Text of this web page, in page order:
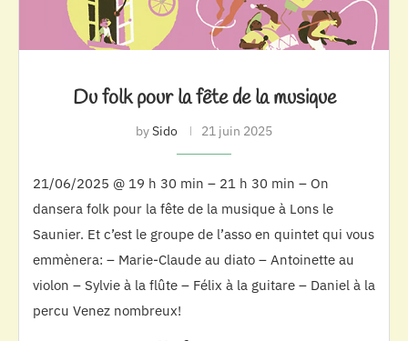
Du folk pour la fête de la musique
bySido 21 juin 2025
21/06/2025 @ 19 h 30 min – 21 h 30 min – On
dansera folk pour la fête de la musique à Lons le
Saunier. Et c’est le groupe de l’asso en quintet qui vous
emmènera: – Marie-Claude au diato – Antoinette au
violon – Sylvie à la flûte – Félix à la guitare – Daniel à la
percu Venez nombreux!